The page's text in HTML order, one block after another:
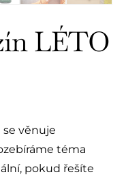
LÉTO
věnuje
téma
pokud řešíte